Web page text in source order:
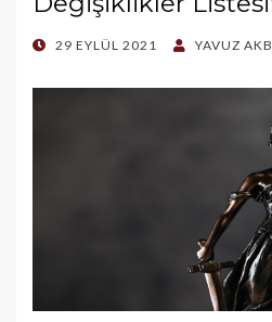
POSTED
29 EYLÜL 2021 YAVUZ